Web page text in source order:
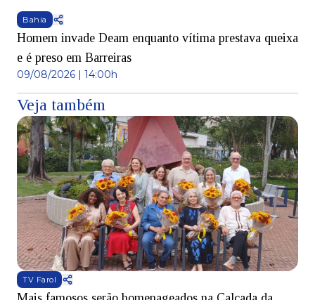
Bahia
Homem invade Deam enquanto vítima prestava queixa
e é preso em Barreiras
09/08/2026 | 14:00h
Veja também
TV Farol